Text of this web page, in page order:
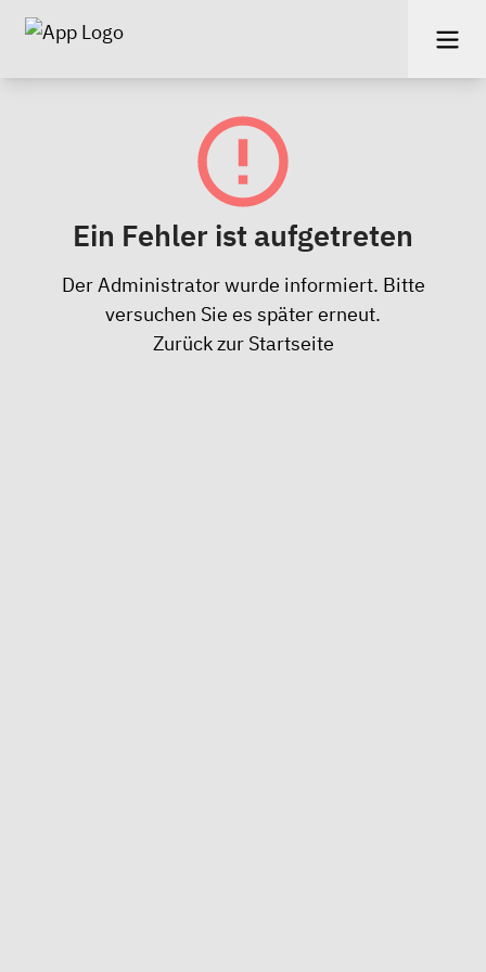
Ein Fehler ist aufgetreten
Der Administrator wurde informiert. Bitte
versuchen Sie es später erneut.
Zurück zur Startseite